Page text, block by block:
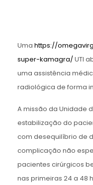
Uma https://
super-kamagra/ UTI
uma assistência
radiológica de forma
A missão da Unidade
estabilização do
com desequilíbrio de
complicação não
pacientes cirúrgicos
nas primeiras 24 a 48